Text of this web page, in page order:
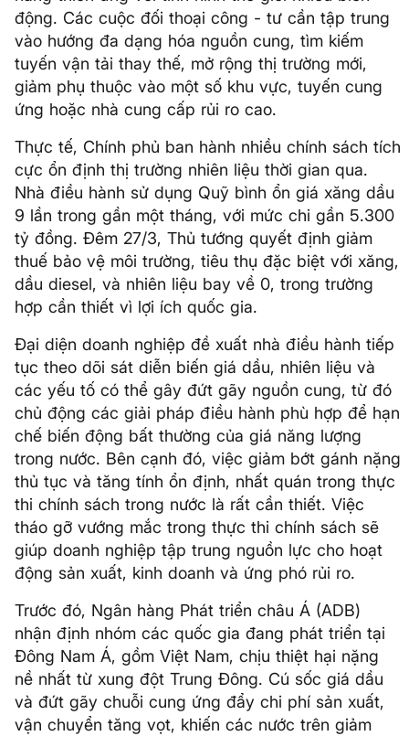
động. Các cuộc đối thoại công - tư cần tập trung
vào hướng đa dạng hóa nguồn cung, tìm kiếm
tuyến vận tải thay thế, mở rộng thị trường mới,
giảm phụ thuộc vào một số khu vực, tuyến cung
ứng hoặc nhà cung cấp rủi ro cao.
Thực tế, Chính phủ ban hành nhiều chính sách tích
cực ổn định thị trường nhiên liệu thời gian qua.
Nhà điều hành sử dụng Quỹ bình ổn giá xăng dầu
9 lần trong gần một tháng, với mức chi gần 5.300
tỷ đồng. Đêm 27/3, Thủ tướng quyết định giảm
thuế bảo vệ môi trường, tiêu thụ đặc biệt với xăng,
dầu diesel, và nhiên liệu bay về 0, trong trường
hợp cần thiết vì lợi ích quốc gia.
Đại diện doanh nghiệp đề xuất nhà điều hành tiếp
tục theo dõi sát diễn biến giá dầu, nhiên liệu và
các yếu tố có thể gây đứt gãy nguồn cung, từ đó
chủ động các giải pháp điều hành phù hợp để hạn
chế biến động bất thường của giá năng lượng
trong nước. Bên cạnh đó, việc giảm bớt gánh nặng
thủ tục và tăng tính ổn định, nhất quán trong thực
thi chính sách trong nước là rất cần thiết. Việc
tháo gỡ vướng mắc trong thực thi chính sách sẽ
giúp doanh nghiệp tập trung nguồn lực cho hoạt
động sản xuất, kinh doanh và ứng phó rủi ro.
Trước đó, Ngân hàng Phát triển châu Á (ADB)
nhận định nhóm các quốc gia đang phát triển tại
Đông Nam Á, gồm Việt Nam, chịu thiệt hại nặng
nề nhất từ xung đột Trung Đông. Cú sốc giá dầu
và đứt gãy chuỗi cung ứng đẩy chi phí sản xuất,
vận chuyển tăng vọt, khiến các nước trên giảm